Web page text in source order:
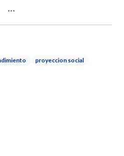
proyeccion social